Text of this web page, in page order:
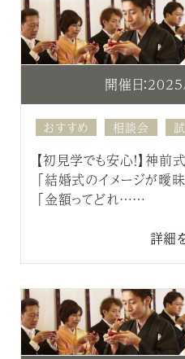
開催日：
おすすめ 相談会
【初見学でも安心！】
「結婚式のイメージが曖
「金額ってどれ……
詳細